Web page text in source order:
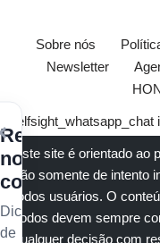
Sobre nós
Newsletter
[elfsight_whatsapp_chat
Este site é orientado ao
são somente de intento
todos usuários. O
Todos devem sempre
qualquer decisão com
Receba
nossos
conteúdos
Dicas
de